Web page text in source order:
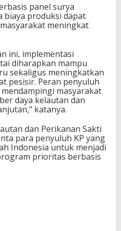
panel surya
biaya produksi dapat
meningkat
ini, implementasi
diharapkan mampu
sekaligus meningkatkan
pesisir. Peran penyuluh
masyarakat
daya kelautan dan
katanya.
dan Perikanan Sakti
para penyuluh KP yang
Indonesia untuk menjadi
prioritas berbasis